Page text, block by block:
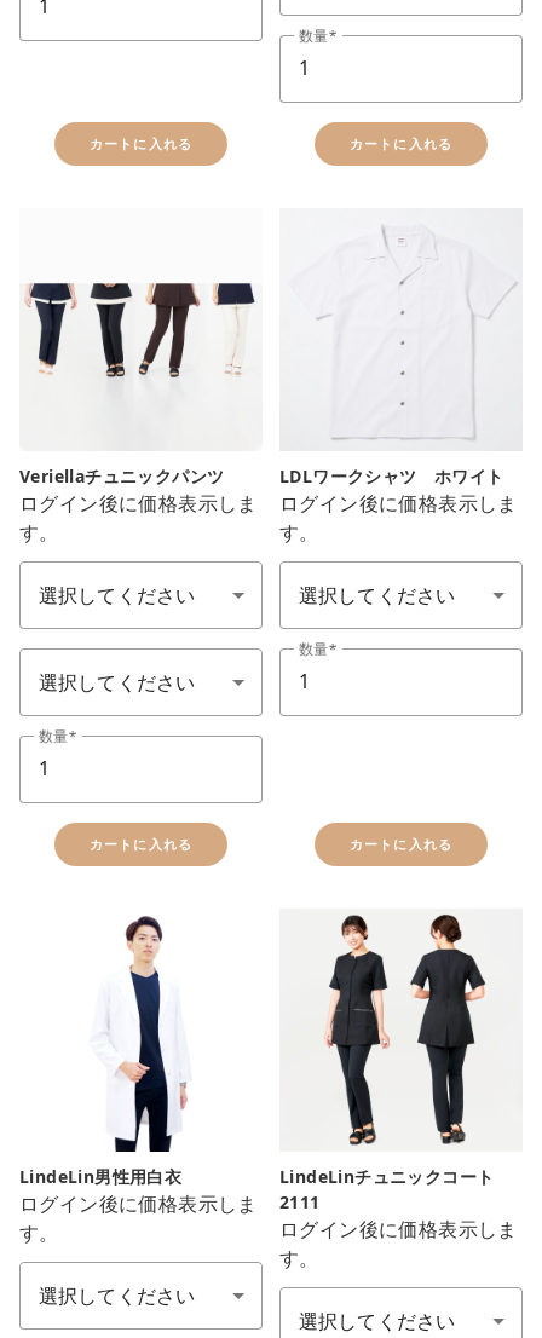
カートに入れる
数量
カートに入れる
Veriellaチュニックパンツ
ログイン後に価格表示しま
す。
チュニックパンツ色
チュニックパンツサイズ
数量
カートに入れる
LDLワークシャツ ホワイト
ログイン後に価格表示しま
す。
サイズ
数量
カートに入れる
LindeLin男性用白衣
ログイン後に価格表示しま
す。
サイズ
LindeLinチュニックコート
2111
ログイン後に価格表示しま
す。
色：カラー